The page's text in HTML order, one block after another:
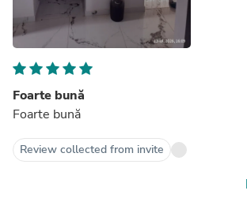
Foarte bună
Foarte bună
Review collected from invite